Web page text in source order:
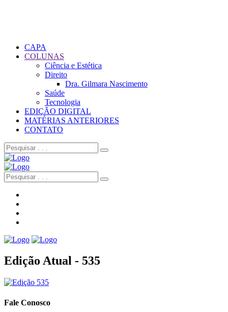
CAPA
COLUNAS
Ciência e Estética
Direito
Dra. Gilmara Nascimento
Saúde
Tecnologia
EDIÇÃO DIGITAL
MATÉRIAS ANTERIORES
CONTATO
Edição Atual - 535
Fale Conosco